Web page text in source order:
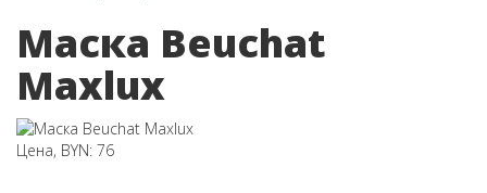
Маска Beuchat
Maxlux
Цена, BYN: 76